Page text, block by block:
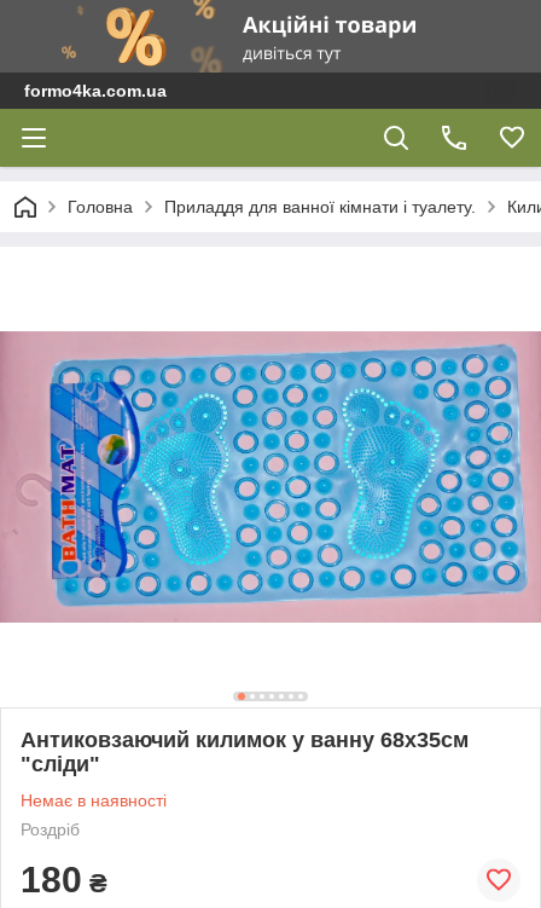
formo4ka.com.ua
Головна Приладдя для ванної кімнати і туалету.
Антиковзаючий килимок у ванну 68х35см
"сліди"
Немає в наявності
Роздріб
180 ₴